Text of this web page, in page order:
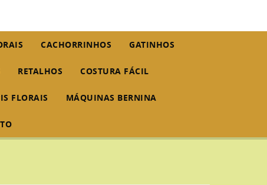
CACHORRINHOS GATINHOS
RETALHOS COSTURA FÁCIL
FLORAIS MÁQUINAS BERNINA